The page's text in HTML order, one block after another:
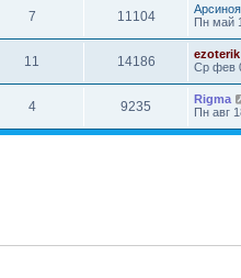
7 11104
Арсиноя
Пн май
11 14186
ezoterik
Ср фев
4 9235
Rigma
Пн авг